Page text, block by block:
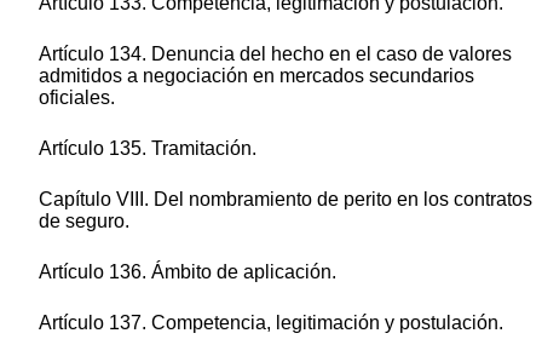
Artículo 134. Denuncia del hecho en el caso de valores
admitidos a negociación en mercados secundarios
oficiales.
Artículo 135. Tramitación.
Capítulo VIII. Del nombramiento de perito en los contratos
de seguro.
Artículo 136. Ámbito de aplicación.
Artículo 137. Competencia, legitimación y postulación.